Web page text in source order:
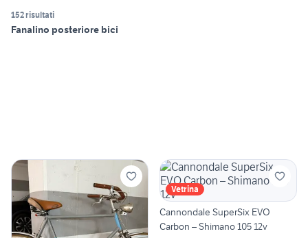
152 risultati
Fanalino posteriore bici
Vetrina
Cannondale SuperSix EVO
Carbon – Shimano 105 12v